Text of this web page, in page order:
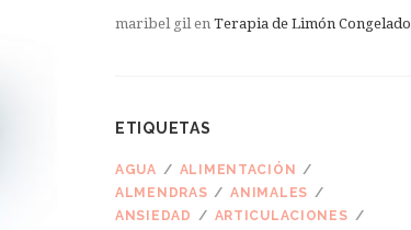
maribel gilen Terapia de Limón Congelado
ETIQUETAS
AGUA
ALIMENTACIÓN
ALMENDRAS
ANIMALES
ANSIEDAD
ARTICULACIONES